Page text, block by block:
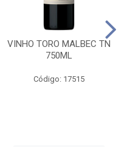
VINHO TORO MALBEC TN
750ML
Código: 17515